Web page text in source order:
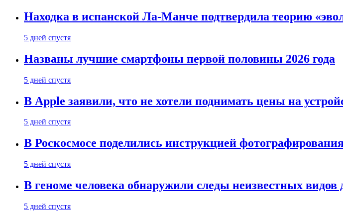
Находка в испанской Ла-Манче подтвердила теорию
5 дней спустя
Названы лучшие смартфоны первой половины 2026 года
5 дней спустя
В Apple заявили, что не хотели поднимать цены на
5 дней спустя
В Роскосмосе поделились инструкцией
5 дней спустя
В геноме человека обнаружили следы неизвестных видов
5 дней спустя